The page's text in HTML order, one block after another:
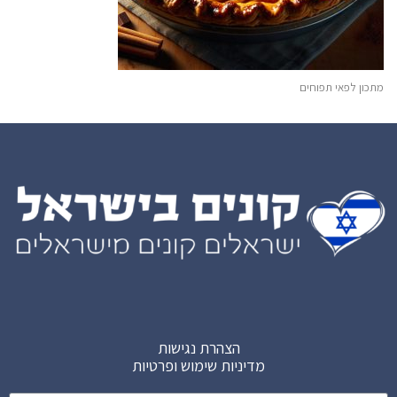
מתכון לפאי תפוחים
הצהרת נגישות
מדיניות שימוש ופרטיות